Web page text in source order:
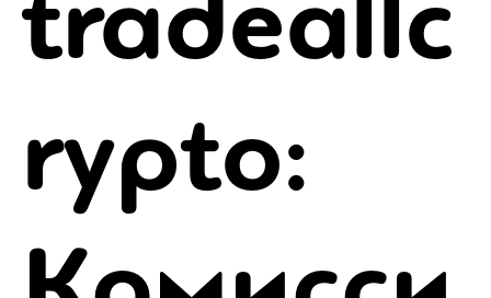
rypto: